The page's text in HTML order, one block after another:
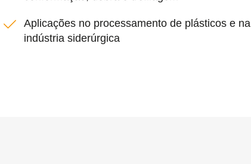
Aplicações no processamento de plásticos e na
indústria siderúrgica